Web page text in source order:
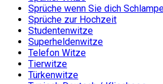
Sprüche wenn Sie dich
Sprüche zur Hochzeit
Studentenwitze
Superheldenwitze
Telefon Witze
Tierwitze
Türkenwitze